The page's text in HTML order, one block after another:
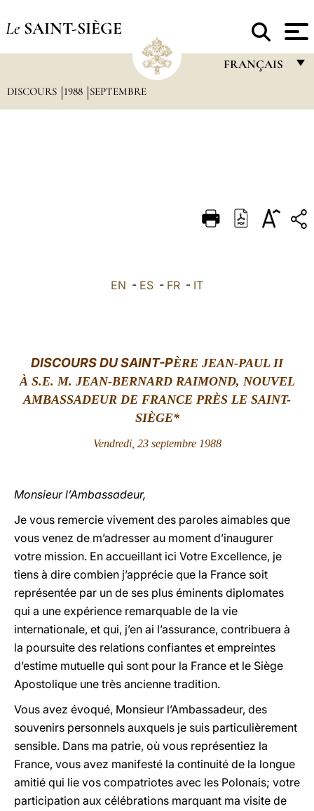
Le SAINT-SIÈGE
FRANÇAIS
DEUTSCH
DISCOURS 1988 SEPTEMBRE
EN - ES - FR - IT
DISCOURS DU SAINT-PÈRE JEAN-PAUL II
À S.E. M. JEAN-BERNARD RAIMOND, NOUVEL
AMBASSADEUR DE FRANCE PRÈS LE SAINT-
SIÈGE*
Vendredi, 23 septembre 1988
Monsieur l’Ambassadeur,
Je vous remercie vivement des paroles aimables que
vous venez de m’adresser au moment d’inaugurer
votre mission. En accueillant ici Votre Excellence, je
tiens à dire combien j’apprécie que la France soit
représentée par un de ses plus éminents diplomates
qui a une expérience remarquable de la vie
internationale, et qui, j’en ai l’assurance, contribuera à
la poursuite des relations confiantes et empreintes
d’estime mutuelle qui sont pour la France et le Siège
Apostolique une très ancienne tradition.
Vous avez évoqué, Monsieur l’Ambassadeur, des
souvenirs personnels auxquels je suis particulièrement
sensible. Dans ma patrie, où vous représentiez la
France, vous avez manifesté la continuité de la longue
amitié qui lie vos compatriotes avec les Polonais; votre
participation aux célébrations marquant ma visite de